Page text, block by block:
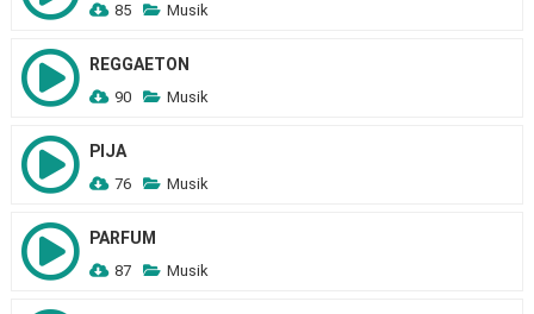
85 Musik
REGGAETON
90 Musik
PIJA
76 Musik
PARFUM
87 Musik